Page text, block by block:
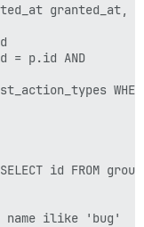
granted_at,
= p.id AND
id FROM
name ilike 'bug'